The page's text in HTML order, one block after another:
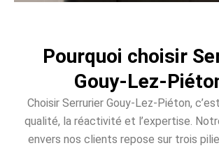
Pourquoi choisir
Gouy-Lez-
Choisir Serrurier Gouy-Lez-Piéton,
qualité, la réactivité et l’expertise.
envers nos clients repose sur trois